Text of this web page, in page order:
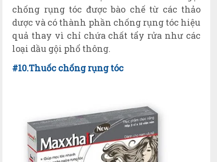
chống rụng tóc được bào chế từ các thảo
dược và có thành phần chống rụng tóc hiệu
quả thay vì chỉ chứa chất tẩy rửa như các
loại dầu gội phổ thông.
#10.Thuốc chống rụng tóc